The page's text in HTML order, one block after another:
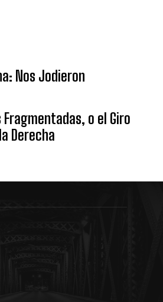
Nos Jodieron
o el Giro
Derecha